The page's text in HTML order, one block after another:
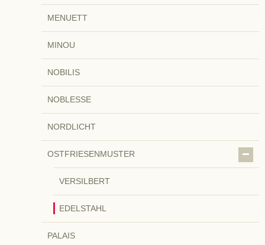
MENUETT
MINOU
NOBILIS
NOBLESSE
NORDLICHT
OSTFRIESENMUSTER
VERSILBERT
EDELSTAHL
PALAIS